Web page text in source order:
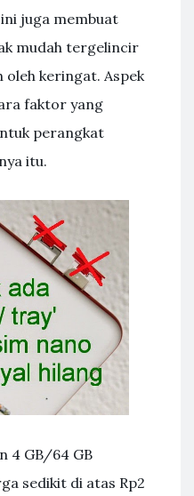
juga membuat
mudah tergelincir
oleh keringat. Aspek
faktor yang
perangkat
itu.
4 GB/64 GB
sedikit di atas Rp2